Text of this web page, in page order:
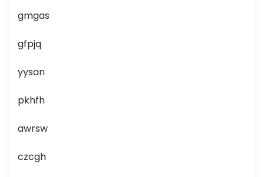
gmgas
gfpjq
yysan
pkhfh
awrsw
czcgh